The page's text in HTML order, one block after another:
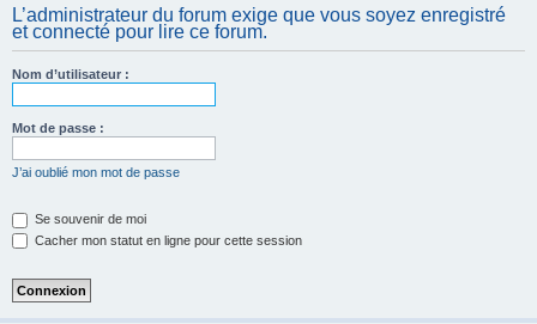
L’administrateur du forum exige que vous soyez enregistré
et connecté pour lire ce forum.
Nom d’utilisateur :
Mot de passe :
J’ai oublié mon mot de passe
Se souvenir de moi
Cacher mon statut en ligne pour cette session